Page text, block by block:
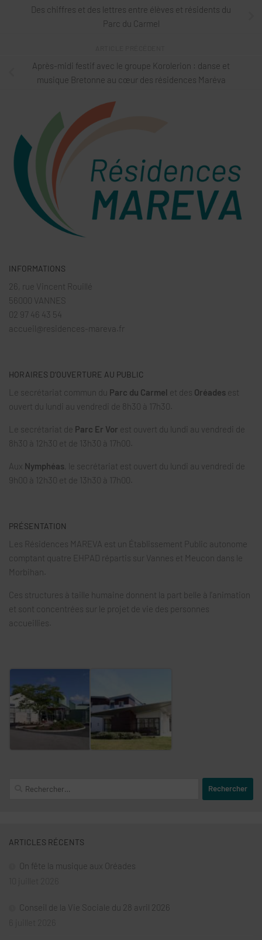
Des chiffres et des lettres entre élèves et résidents du
Parc du Carmel
Après-midi festif avec le groupe Korolerion : danse et
musique Bretonne au cœur des résidences Maréva
INFORMATIONS
26, rue Vincent Rouillé
56000 VANNES
02 97 46 43 54
accueil@residences-mareva.fr
HORAIRES D’OUVERTURE AU PUBLIC
Le secrétariat commun du Parc du Carmel et des Oréades est
ouvert du lundi au vendredi de 8h30 à 17h30.
Le secrétariat de Parc Er Vor est ouvert du lundi au vendredi de
8h30 à 12h30 et de 13h30 à 17h00.
Aux Nymphéas , le secrétariat est ouvert du lundi au vendredi de
9h00 à 12h30 et de 13h30 à 17h00.
PRÉSENTATION
Les Résidences MAREVA est un Établissement Public autonome
comptant quatre EHPAD répartis sur Vannes et Meucon dans le
Morbihan.
Ces structures à taille humaine donnent la part belle à l’animation
et sont concentrées sur le projet de vie des personnes
accueillies.
Rechercher :
ARTICLES RÉCENTS
On fête la musique aux Oréades
Conseil de la Vie Sociale du 28 avril 2026